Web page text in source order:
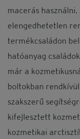
macerás
elengedhetetlen
termékcsaládon
hatóanyag
már a
boltokban
szakszerű
kifejlesztett
kozmetikai